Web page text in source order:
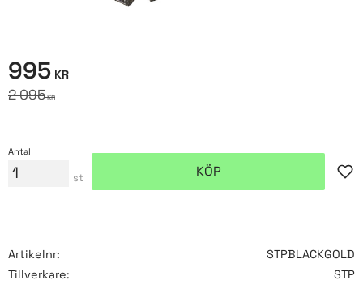
Nedsatt pris:
995 KR
Ordinarie pris:
2 095KR
Antal
st KÖP
Artikelnr
STPBLACKGOLD
Tillverkare
STP